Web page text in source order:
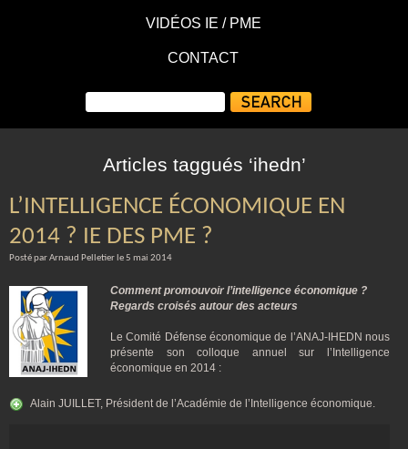
VIDÉOS IE / PME
CONTACT
Articles taggués ‘ihedn’
L’INTELLIGENCE ÉCONOMIQUE EN
2014 ? IE DES PME ?
Posté par Arnaud Pelletier le 5 mai 2014
Comment promouvoir l’intelligence économique ?
Regards croisés autour des acteurs
Le Comité Défense économique de l’ANAJ-IHEDN nous
présente son colloque annuel sur l’Intelligence
économique en 2014 :
Alain JUILLET, Président de l’Académie de l’Intelligence économique.